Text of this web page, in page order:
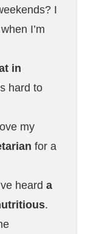
I
I’m
in
hard to
my
for a
heard a
.